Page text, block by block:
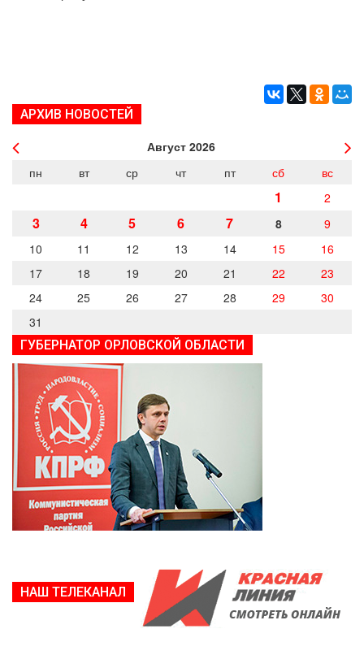
АРХИВ НОВОСТЕЙ
Август 2026
пн
вт ср чт пт сб вс
1 2
3 4 5 6 7 8
9
10
11 12 13 14 15
16
17
18 19 20 21 22
23
24
25 26 27 28 29
30
31
ГУБЕРНАТОР ОРЛОВСКОЙ ОБЛАСТИ
НАШ ТЕЛЕКАНАЛ